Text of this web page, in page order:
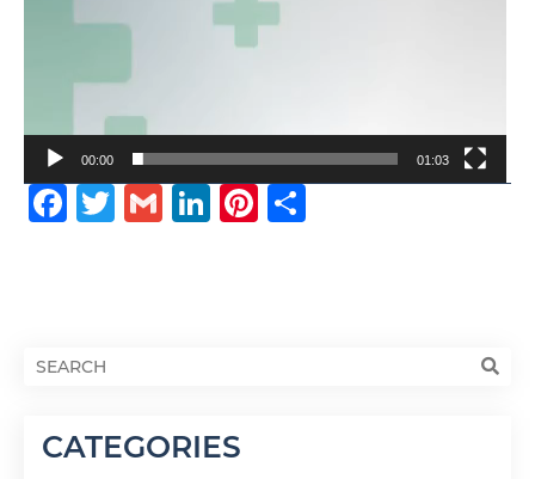
00:00 01:03
Facebook
Twitter
Gmail
LinkedIn
Pinterest
CATEGORIES